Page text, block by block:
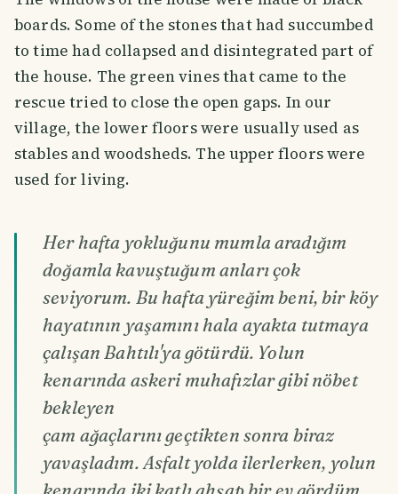
boards. Some of the stones that had succumbed
to time had collapsed and disintegrated part of
the house. The green vines that came to the
rescue tried to close the open gaps. In our
village, the lower floors were usually used as
stables and woodsheds. The upper floors were
used for living.
Her hafta yokluğunu mumla aradığım
doğamla kavuştuğum anları çok
seviyorum. Bu hafta yüreğim beni, bir köy
hayatının yaşamını hala ayakta tutmaya
çalışan Bahtılı'ya götürdü. Yolun
kenarında askeri muhafızlar gibi nöbet
bekleyen
çam ağaçlarını geçtikten sonra biraz
yavaşladım. Asfalt yolda ilerlerken, yolun